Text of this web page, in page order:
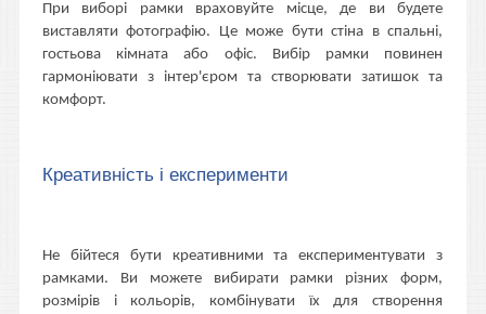
При виборі рамки враховуйте місце, де ви будете
виставляти фотографію. Це може бути стіна в спальні,
гостьова кімната або офіс. Вибір рамки повинен
гармоніювати з інтер'єром та створювати затишок та
комфорт.
Креативність і експерименти
Не бійтеся бути креативними та експериментувати з
рамками. Ви можете вибирати рамки різних форм,
розмірів і кольорів, комбінувати їх для створення